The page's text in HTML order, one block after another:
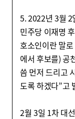
5. 2022년 3월 2
민주당 이재명
호소인이란 말
에서 후보를) 공
씀 먼저 드리고
도록 하겠다”고
2월 3일 1차 대